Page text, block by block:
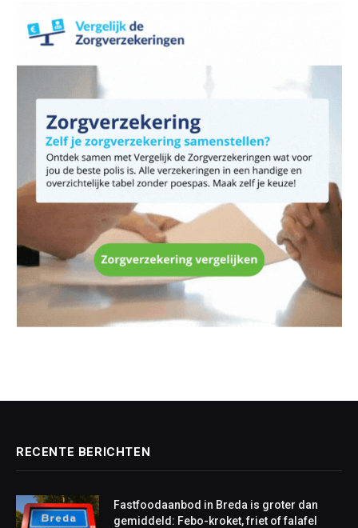
RECENTE BERICHTEN
Fastfoodaanbod in Breda is groter dan
gemiddeld: Febo-kroket, friet of falafel